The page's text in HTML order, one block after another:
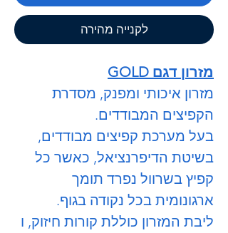
לקנייה מהירה
מזרון דגם GOLD
מזרון איכותי ומפנק, מסדרת
הקפיצים המבודדים.
בעל מערכת קפיצים מבודדים,
בשיטת הדיפרנציאל, כאשר כל
קפיץ בשרוול נפרד תומך
ארגונומית בכל נקודה בגוף.
ליבת המזרון כוללת קורות חיזוק, ו